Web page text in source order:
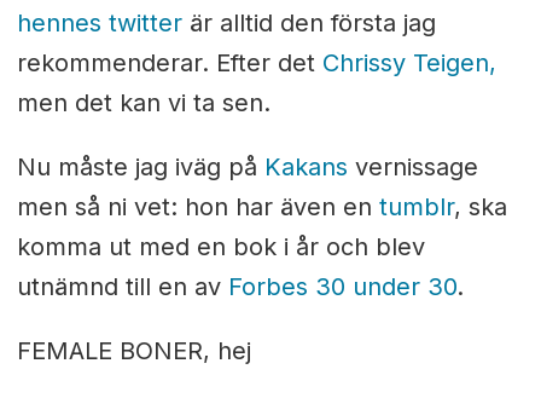
hennes twitter är alltid den första jag
rekommenderar. Efter det Chrissy Teigen,
men det kan vi ta sen.
Nu måste jag iväg på Kakans vernissage
men så ni vet: hon har även en tumblr, ska
komma ut med en bok i år och blev
utnämnd till en av Forbes 30 under 30.
FEMALE BONER, hej